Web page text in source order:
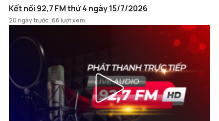
Kết nối 92,7 FM thứ 4 ngày 15/7/2026
20 ngày trước 66 lượt xem